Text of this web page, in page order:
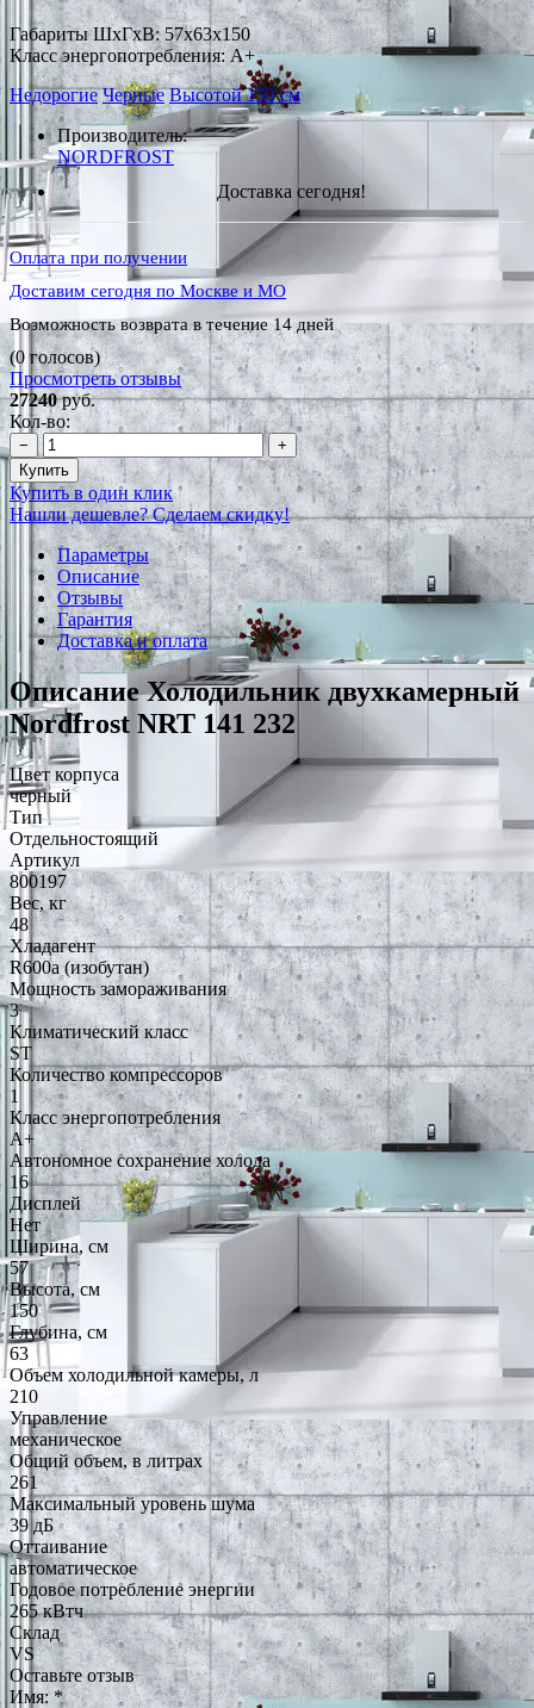
Габариты ШxГxВ: 57x63x150
Класс энергопотребления: A+
Недорогие Черные Высотой 150 см
Производитель:
NORDFROST
Доставка сегодня!
Оплата при получении
Доставим сегодня по Москве и МО
Возможность возврата в течение 14 дней
(0 голосов)
Просмотреть отзывы
27240руб.
Кол-во:
−
+
Купить
Купить в один клик
Нашли дешевле? Сделаем скидку!
Параметры
Описание
Отзывы
Гарантия
Доставка и оплата
Описание Холодильник двухкамерный
Nordfrost NRT 141 232
Цвет корпуса
черный
Тип
Отдельностоящий
Артикул
800197
Вес, кг
48
Хладагент
R600a (изобутан)
Мощность замораживания
3
Климатический класс
ST
Количество компрессоров
1
Класс энергопотребления
A+
Автономное сохранение холода
16
Дисплей
Нет
Ширина, см
57
Высота, см
150
Глубина, см
63
Объем холодильной камеры, л
210
Управление
механическое
Общий объем, в литрах
261
Максимальный уровень шума
39 дБ
Оттаивание
автоматическое
Годовое потребление энергии
265 кВтч
Склад
VS
Оставьте отзыв
Имя: *